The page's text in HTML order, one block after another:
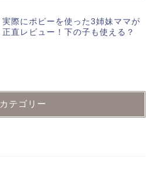
実際にポピーを使った3姉妹ママが
正直レビュー！下の子も使える？
カテゴリー